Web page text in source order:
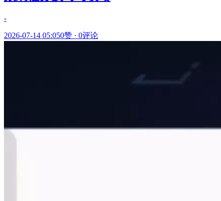
-
2026-07-14 05:050赞 · 0评论